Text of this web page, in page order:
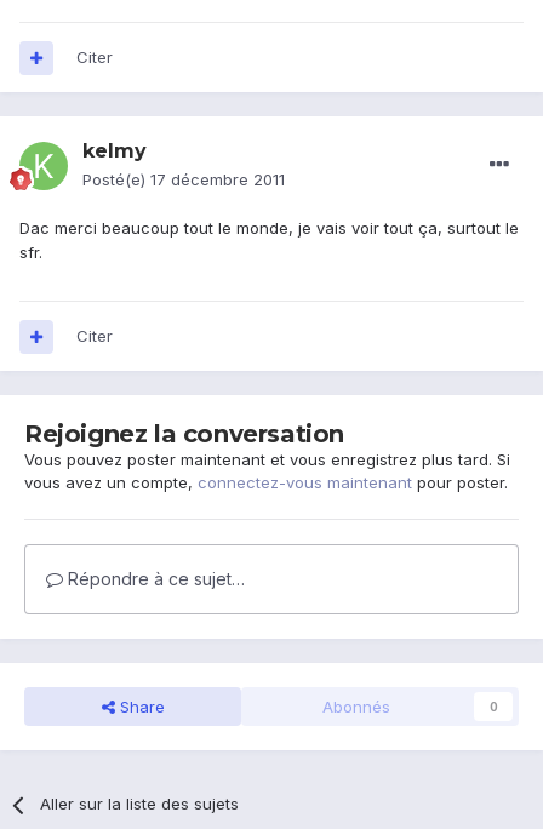
Citer
kelmy
Posté(e) 17 décembre 2011
Dac merci beaucoup tout le monde, je vais voir tout ça, surtout le
sfr.
Citer
Rejoignez la conversation
Vous pouvez poster maintenant et vous enregistrez plus tard. Si
vous avez un compte, connectez-vous maintenant pour poster.
Répondre à ce sujet…
Share Abonnés 0
Aller sur la liste des sujets